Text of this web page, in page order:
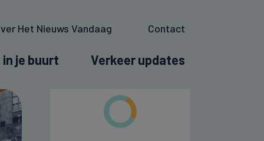
Het Nieuws Vandaag Contact
je buurt Verkeer updates